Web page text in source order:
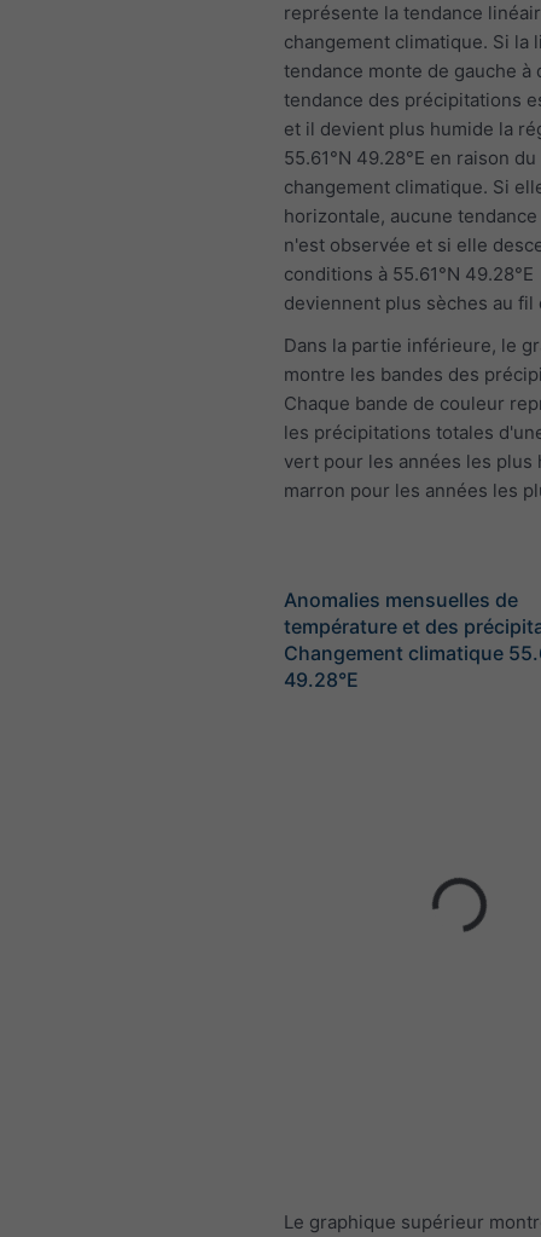
représente la tendance
changement climatique. Si la
tendance monte de gauche à
tendance des précipitations
et il devient plus humide la
55.61°N 49.28°E en raison du
changement climatique. Si
horizontale, aucune
n'est observée et si elle
conditions à 55.61°N 49.28°E
deviennent plus sèches au fil
Dans la partie inférieure, le
montre les bandes des
Chaque bande de couleur
les précipitations totales
vert pour les années les plus
marron pour les années les
Anomalies mensuelles de
température et des
Changement climatique
49.28°E
Le graphique supérieur